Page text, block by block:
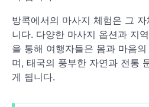
방콕에서의 마사지 체험은 그
니다. 다양한 마사지 옵션과 지
을 통해 여행자들은 몸과 마음
며, 태국의 풍부한 자연과 전통
게 됩니다.